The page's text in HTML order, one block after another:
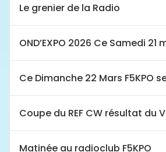
Le grenier de la Radio
OND’EXPO 2026 Ce Samedi 21
Ce Dimanche 22 Mars F5KPO
Coupe du REF CW résultat du
Matinée au radioclub F5KPO